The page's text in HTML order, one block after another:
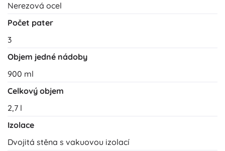
Nerezová ocel
Počet pater
3
Objem jedné nádoby
900 ml
Celkový objem
2,7 l
Izolace
Dvojitá stěna s vakuovou izolací